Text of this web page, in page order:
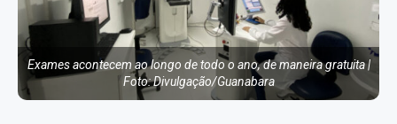
Exames acontecem ao longo de todo o ano, de maneira gratuita |
Foto: Divulgação/Guanabara